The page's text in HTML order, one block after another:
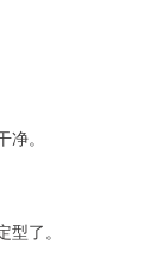
。
了。